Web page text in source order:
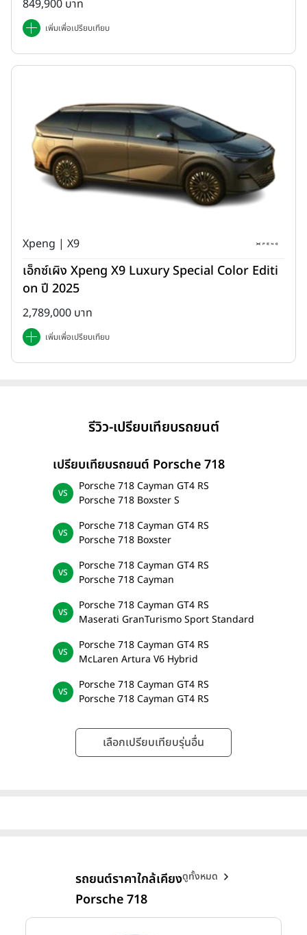
849,900 บาท
เพิ่มเพื่อเปรียบเทียบ
Xpeng | X9
เอ็กซ์เผิง Xpeng X9 Luxury Special Color Editi
on ปี 2025
2,789,000 บาท
เพิ่มเพื่อเปรียบเทียบ
รีวิว-เปรียบเทียบรถยนต์
เปรียบเทียบรถยนต์ Porsche 718
Porsche 718 Cayman GT4 RS
Porsche 718 Boxster S
Porsche 718 Cayman GT4 RS
Porsche 718 Boxster
Porsche 718 Cayman GT4 RS
Porsche 718 Cayman
Porsche 718 Cayman GT4 RS
Maserati GranTurismo Sport Standard
Porsche 718 Cayman GT4 RS
McLaren Artura V6 Hybrid
Porsche 718 Cayman GT4 RS
Porsche 718 Cayman GT4 RS
เลือกเปรียบเทียบรุ่นอื่น
รถยนต์ราคาใกล้เคียง
Porsche 718
ดูทั้งหมด